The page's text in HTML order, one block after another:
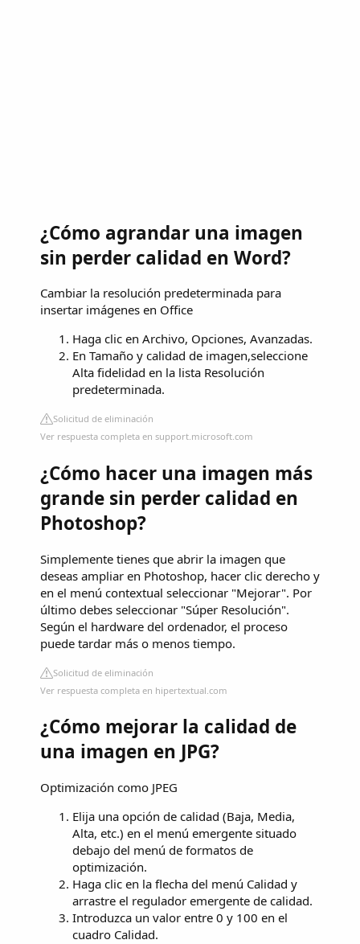
¿Cómo agrandar una imagen
sin perder calidad en Word?
Cambiar la resolución predeterminada para
insertar imágenes en Office
Haga clic en Archivo, Opciones, Avanzadas.
En Tamaño y calidad de imagen,seleccione
Alta fidelidad en la lista Resolución
predeterminada.
Solicitud de eliminación
Ver respuesta completa en support.microsoft.com
¿Cómo hacer una imagen más
grande sin perder calidad en
Photoshop?
Simplemente tienes que abrir la imagen que
deseas ampliar en Photoshop, hacer clic derecho y
en el menú contextual seleccionar "Mejorar". Por
último debes seleccionar "Súper Resolución".
Según el hardware del ordenador, el proceso
puede tardar más o menos tiempo.
Solicitud de eliminación
Ver respuesta completa en hipertextual.com
¿Cómo mejorar la calidad de
una imagen en JPG?
Optimización como JPEG
Elija una opción de calidad (Baja, Media,
Alta, etc.) en el menú emergente situado
debajo del menú de formatos de
optimización.
Haga clic en la flecha del menú Calidad y
arrastre el regulador emergente de calidad.
Introduzca un valor entre 0 y 100 en el
cuadro Calidad.